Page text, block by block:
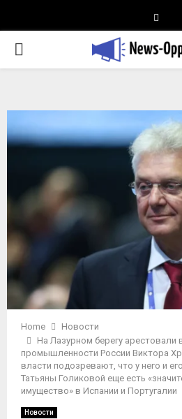
PRIMARY
Home
Новости
На Лазурном берегу
промышленности России Виктора
власти подозревают, что у него и
Татьяны Голиковой еще есть
имущество» в Испании и Португалии
Новости